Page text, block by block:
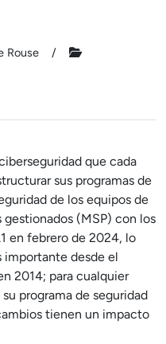
Rouse
que cada
sus programas de
de los equipos de
gestionados (MSP) con los
en febrero de 2024, lo
importante desde el
2014; para cualquier
programa de seguridad
tienen un impacto